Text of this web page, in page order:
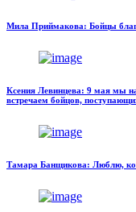
Мила Приймакова: Бойцы
Ксения Левинцева: 9 мая мы
встречаем бойцов,
Тамара Банщикова: Люблю,